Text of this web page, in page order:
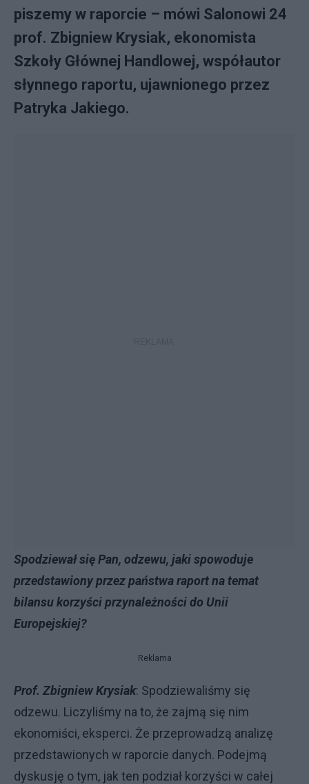
piszemy w raporcie – mówi Salonowi 24
prof. Zbigniew Krysiak, ekonomista
Szkoły Głównej Handlowej, współautor
słynnego raportu, ujawnionego przez
Patryka Jakiego.
Spodziewał się Pan, odzewu, jaki spowoduje
przedstawiony przez państwa raport na temat
bilansu korzyści przynależności do Unii
Europejskiej?
Reklama
Prof. Zbigniew Krysiak: Spodziewaliśmy się
odzewu. Liczyliśmy na to, że zajmą się nim
ekonomiści, eksperci. Że przeprowadzą analizę
przedstawionych w raporcie danych. Podejmą
dyskusję o tym, jak ten podział korzyści w całej